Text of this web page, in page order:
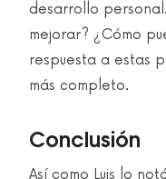
desarrollo
mejorar? ¿Cómo
respuesta a estas
más completo.
Conclusión
Así como Luis lo